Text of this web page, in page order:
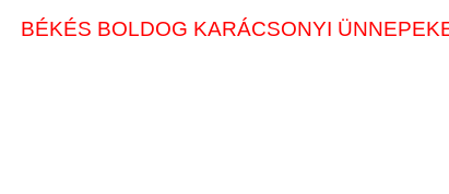
BÉKÉS BOLDOG KARÁCSONYI